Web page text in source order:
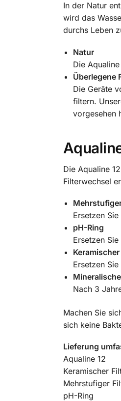
In der Natur
wird das
durchs Leben
Natur
Die
Überlegene
Die Geräte
filtern.
vorgesehen
Die Aqualine
Filterwechsel
Ersetzen
pH-Ring
Ersetzen
Ersetzen
Nach 3
Machen Sie
sich keine
Lieferung
Aqualine 12
Keramischer
Mehrstufiger
pH-Ring